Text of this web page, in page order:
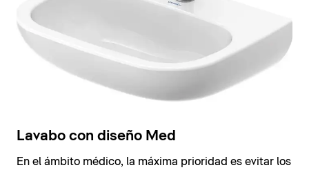
Lavabo con diseño Med
En el ámbito médico, la máxima prioridad es evitar los